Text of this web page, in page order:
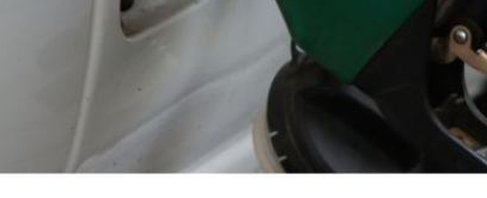
Precio del diésel comprime el margen de las